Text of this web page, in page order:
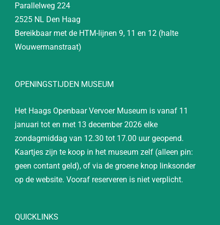
Parallelweg 224
2525 NL Den Haag
Bereikbaar met de HTM-lijnen 9, 11 en 12 (halte
Wouwermanstraat)
OPENINGSTIJDEN MUSEUM
Het Haags Openbaar Vervoer Museum is vanaf 11
januari tot en met 13 december 2026 elke
zondagmiddag van 12.30 tot 17.00 uur geopend.
Kaartjes zijn te koop in het museum zelf (alleen pin:
geen contant geld), of via de groene knop linksonder
op de website. Vooraf reserveren is niet verplicht.
QUICKLINKS